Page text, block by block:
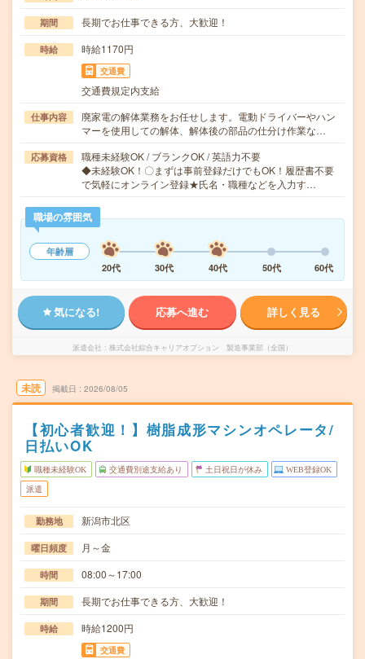
期間 長期でお仕事できる方、大歓迎！
時給 時給1170円
交通費
交通費規定内支給
仕事内容
廃家電の解体業務をお任せします。電動ドライバーやハン
マーを使用しての解体、解体後の部品の仕分け作業な…
応募資格
職種未経験OK / ブランクOK / 英語力不要
◆未経験OK！〇まずは事前登録だけでもOK！履歴書不要
で気軽にオンライン登録★氏名・職種などを入力す…
職場の雰囲気
年齢層
20代
30代 40代 50代 60代
気になる! 応募へ進む 詳しく見る
派遣会社 株式会社綜合キャリアオプション 製造事業部（全国）
未読 掲載日 2026/08/05
【初心者歓迎！】樹脂成形マシンオペレータ/
日払いOK
職種未経験OK 交通費別途支給あり 土日祝日が休み WEB登録OK
派遣
勤務地 新潟市北区
曜日頻度 月～金
時間 08:00～17:00
期間 長期でお仕事できる方、大歓迎！
時給 時給1200円
交通費